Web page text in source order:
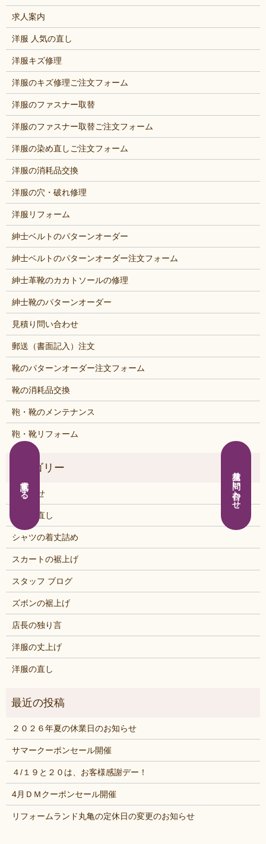
求人案内
洋服 人気の直し
洋服キズ修理
洋服のキズ修理ご注文フォーム
洋服のファスナー取替
洋服のファスナー取替ご注文フォーム
洋服の染め直しご注文フォーム
洋服の消耗品交換
洋服の穴・破れ修理
洋服リフォーム
紳士ベルトのパターンオーダー
紳士ベルトのパターンオーダー注文フォーム
紳士革靴のカカトソールの修理
紳士靴のパターンオーダー
見積り問い合わせ
郵送（書面記入）注文
靴のパターンオーダー注文フォーム
靴の消耗品交換
鞄・靴のメンテナンス
鞄・靴リフォーム
お知らせ
くつの直し
シャツの着丈詰め
スカートの裾上げ
スタッフ ブログ
ズボンの裾上げ
店長の独り言
洋服の丈上げ
洋服の直し
２０２６年夏の休業日のお知らせ
サマークーポンセール開催
４/１９と２０は、お客様感謝デー！
4月ＤＭクーポンセール開催
リフォームランド丸亀の定休日の変更のお知らせ
電話する 見積り問い合わせ